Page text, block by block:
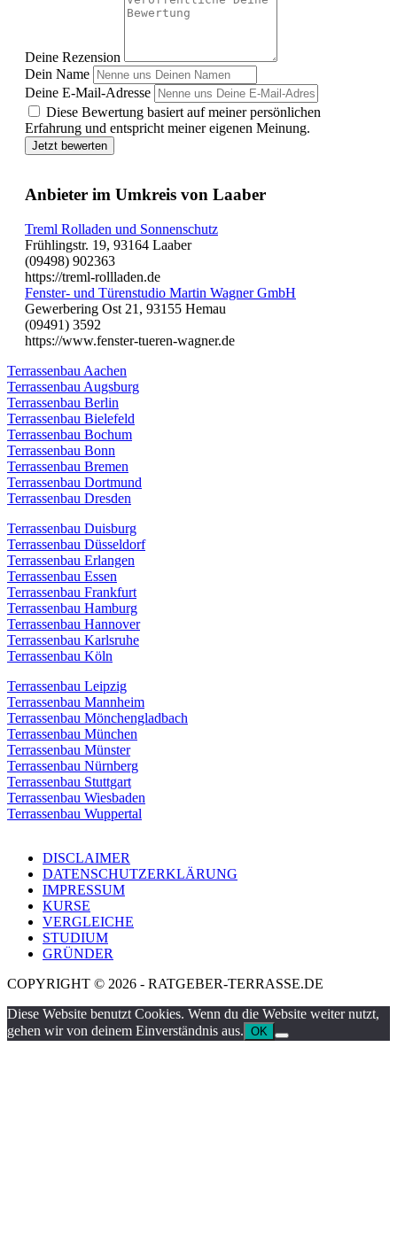
Deine Rezension
Dein Name
Deine E-Mail-Adresse
Diese Bewertung basiert auf meiner persönlichen
Erfahrung und entspricht meiner eigenen Meinung.
Jetzt bewerten
Anbieter im Umkreis von Laaber
Treml Rolladen und Sonnenschutz
Frühlingstr. 19, 93164 Laaber
(09498) 902363
https://treml-rollladen.de
Fenster- und Türenstudio Martin Wagner GmbH
Gewerbering Ost 21, 93155 Hemau
(09491) 3592
https://www.fenster-tueren-wagner.de
Terrassenbau Aachen
Terrassenbau Augsburg
Terrassenbau Berlin
Terrassenbau Bielefeld
Terrassenbau Bochum
Terrassenbau Bonn
Terrassenbau Bremen
Terrassenbau Dortmund
Terrassenbau Dresden
Terrassenbau Duisburg
Terrassenbau Düsseldorf
Terrassenbau Erlangen
Terrassenbau Essen
Terrassenbau Frankfurt
Terrassenbau Hamburg
Terrassenbau Hannover
Terrassenbau Karlsruhe
Terrassenbau Köln
Terrassenbau Leipzig
Terrassenbau Mannheim
Terrassenbau Mönchengladbach
Terrassenbau München
Terrassenbau Münster
Terrassenbau Nürnberg
Terrassenbau Stuttgart
Terrassenbau Wiesbaden
Terrassenbau Wuppertal
DISCLAIMER
DATENSCHUTZERKLÄRUNG
IMPRESSUM
KURSE
VERGLEICHE
STUDIUM
GRÜNDER
COPYRIGHT © 2026 - RATGEBER-TERRASSE.DE
Diese Website benutzt Cookies. Wenn du die Website weiter nutzt,
gehen wir von deinem Einverständnis aus. OK